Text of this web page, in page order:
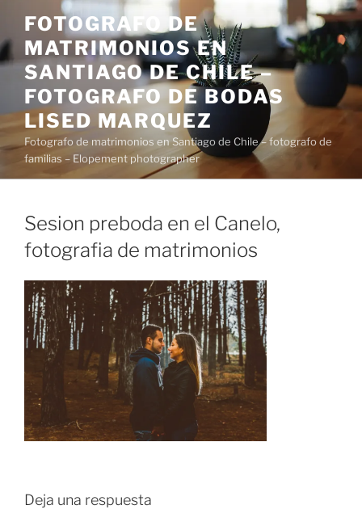
contenido
FOTOGRAFO DE
MATRIMONIOS EN
SANTIAGO DE CHILE –
FOTOGRAFO DE BODAS
LISED MARQUEZ
Fotografo de matrimonios en Santiago de Chile – fotografo de
familias – Elopement photographer
Sesion preboda en el Canelo,
fotografia de matrimonios
Deja una respuesta